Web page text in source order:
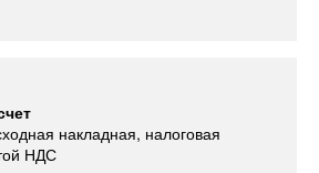
накладная, налоговая
НДС